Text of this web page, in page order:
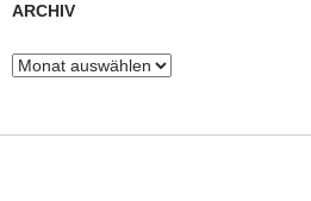
ARCHIV
Archiv